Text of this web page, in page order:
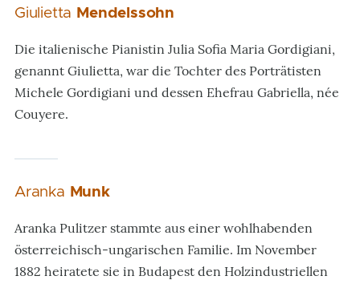
Giulietta Mendelssohn
Die italienische Pianistin Julia Sofia Maria Gordigiani,
genannt Giulietta, war die Tochter des Porträtisten
Michele Gordigiani und dessen Ehefrau Gabriella, née
Couyere.
Aranka Munk
Aranka Pulitzer stammte aus einer wohlhabenden
österreichisch-ungarischen Familie. Im November
1882 heiratete sie in Budapest den Holzindustriellen